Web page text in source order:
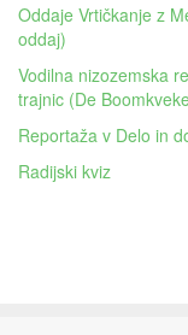
Oddaje Vrtičkanje z
oddaj)
Vodilna nizozemska
trajnic (De
Reportaža v Delo in
Radijski kviz